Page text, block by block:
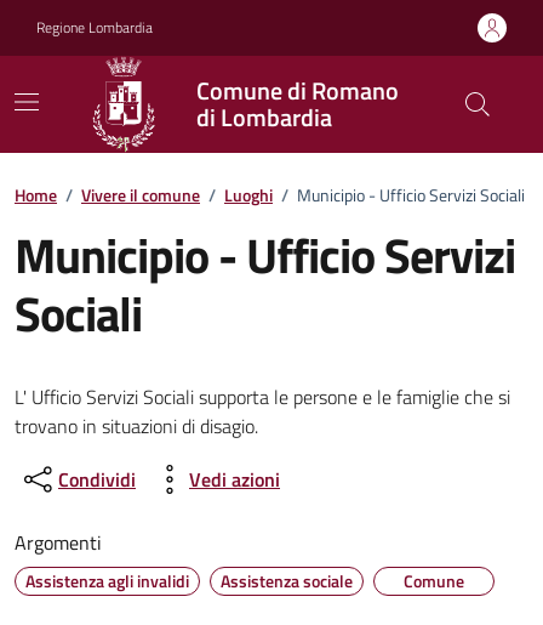
Regione Lombardia
Comune di Romano
di Lombardia
Home / Vivere il comune / Luoghi / Municipio - Ufficio Servizi Sociali
Municipio - Ufficio Servizi
Sociali
L' Ufficio Servizi Sociali supporta le persone e le famiglie che si
trovano in situazioni di disagio.
Condividi
Vedi azioni
Argomenti
Assistenza agli invalidi Assistenza sociale Comune